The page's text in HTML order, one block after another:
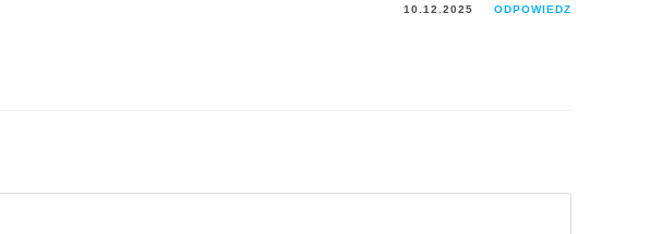
10.12.2025 ODPOWIEDZ